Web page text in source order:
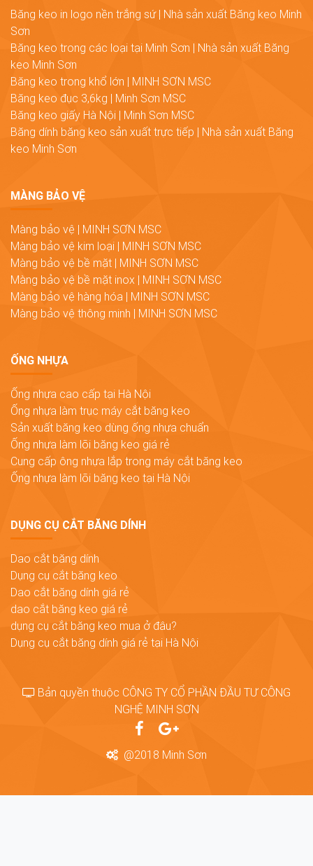
Băng keo in logo nền trắng sứ | Nhà sản xuất Băng keo Minh
Sơn
Băng keo trong các loại tại Minh Sơn | Nhà sản xuất Băng
keo Minh Sơn
Băng keo trong khổ lớn | MINH SƠN MSC
Băng keo đục 3,6kg | Minh Sơn MSC
Băng keo giấy Hà Nội | Minh Sơn MSC
Băng dính băng keo sản xuất trực tiếp | Nhà sản xuất Băng
keo Minh Sơn
MÀNG BẢO VỆ
Màng bảo vệ | MINH SƠN MSC
Màng bảo vệ kim loại | MINH SƠN MSC
Màng bảo vệ bề mặt | MINH SƠN MSC
Màng bảo vệ bề mặt inox | MINH SƠN MSC
Màng bảo vệ hàng hóa | MINH SƠN MSC
Màng bảo vệ thông minh | MINH SƠN MSC
ỐNG NHỰA
Ống nhựa cao cấp tại Hà Nội
Ống nhựa làm trục máy cắt băng keo
Sản xuất băng keo dùng ống nhựa chuẩn
Ống nhựa làm lõi băng keo giá rẻ
Cung cấp ông nhựa lắp trong máy cắt băng keo
Ống nhựa làm lõi băng keo tại Hà Nội
DỤNG CỤ CẮT BĂNG DÍNH
Dao cắt băng dính
Dụng cụ cắt băng keo
Dao cắt băng dính giá rẻ
dao cắt băng keo giá rẻ
dụng cụ cắt băng keo mua ở đâu?
Dụng cụ cắt băng dính giá rẻ tại Hà Nội
Bản quyền thuộc CÔNG TY CỔ PHẦN ĐẦU TƯ CÔNG
NGHỆ MINH SƠN
@2018 Minh Sơn